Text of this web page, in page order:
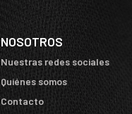
NOSOTROS
Nuestras redes sociales
Quiénes somos
Contacto